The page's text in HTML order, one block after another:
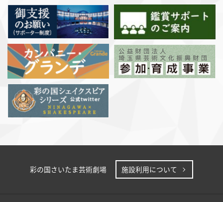
彩の国さいたま芸術劇場 施設利用について